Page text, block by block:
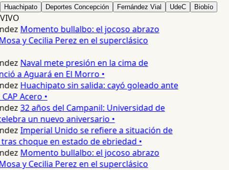
Huachipato Deportes Concepción Fernández Vial UdeC Biobío
VIVO
Momento bullalbo: el jocoso abrazo
y Cecilia Perez en el superclásico
Naval mete presión en la cima de
a Aguará en El Morro •
Huachipato sin salida: cayó goleado ante
Acero •
32 años del Campanil: Universidad de
un nuevo aniversario •
Imperial Unido se refiere a situación de
choque en estado de ebriedad •
Momento bullalbo: el jocoso abrazo
y Cecilia Perez en el superclásico